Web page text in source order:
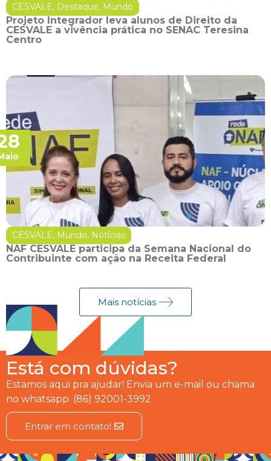
CESVALE, Destaque, Mundo
Projeto Integrador leva alunos de Direito da
CESVALE a vivência prática no SENAC Teresina
Centro
CESVALE, Mundo, Notícias
NAF CESVALE participa da Semana Nacional do
Contribuinte com ação na Receita Federal
Mais notícias
Está com dúvidas?
Estamos aqui pra ajudar! Envia um e-mail ou chama
no whatsapp: (86) 92001-3992
Entrar em contato!